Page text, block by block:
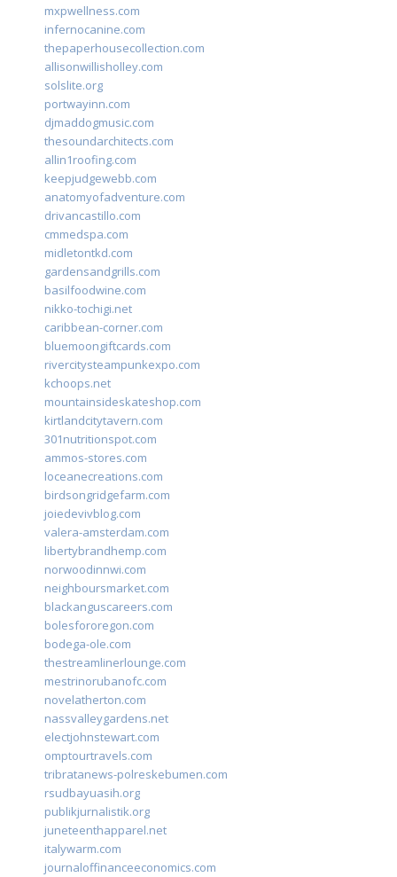
mxpwellness.com
infernocanine.com
thepaperhousecollection.com
allisonwillisholley.com
solslite.org
portwayinn.com
djmaddogmusic.com
thesoundarchitects.com
allin1roofing.com
keepjudgewebb.com
anatomyofadventure.com
drivancastillo.com
cmmedspa.com
midletontkd.com
gardensandgrills.com
basilfoodwine.com
nikko-tochigi.net
caribbean-corner.com
bluemoongiftcards.com
rivercitysteampunkexpo.com
kchoops.net
mountainsideskateshop.com
kirtlandcitytavern.com
301nutritionspot.com
ammos-stores.com
loceanecreations.com
birdsongridgefarm.com
joiedevivblog.com
valera-amsterdam.com
libertybrandhemp.com
norwoodinnwi.com
neighboursmarket.com
blackanguscareers.com
bolesfororegon.com
bodega-ole.com
thestreamlinerlounge.com
mestrinorubanofc.com
novelatherton.com
nassvalleygardens.net
electjohnstewart.com
omptourtravels.com
tribratanews-polreskebumen.com
rsudbayuasih.org
publikjurnalistik.org
juneteenthapparel.net
italywarm.com
journaloffinanceeconomics.com